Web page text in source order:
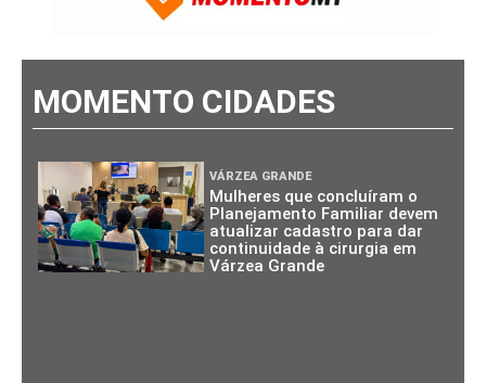
MOMENTO CIDADES
VÁRZEA GRANDE
Mulheres que concluíram o
Planejamento Familiar devem
atualizar cadastro para dar
continuidade à cirurgia em
Várzea Grande